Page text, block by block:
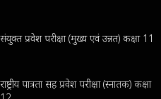
संयुक्त प्रवेश परीक्षा (मुख्य एवं उन्नत) कक्षा 11
राष्ट्रीय पात्रता सह प्रवेश परीक्षा (स्नातक) कक्षा